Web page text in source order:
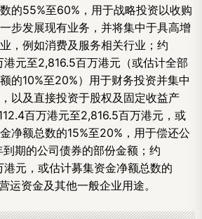
的55%至60%，用于战略投资以收购
步发展现有业务，并将集中于具高增
，例如消费及服务相关行业；约
港元至2,816.5百万港元（或估计全部
的10%至20%）用于财务投资并集中
以及直接投资于股权及固定收益产
百万港元至2,816.5百万港元，或
净额总数的15%至20%，用于偿还公
到期的公司债券的部份金额；约
港元，或估计募集资金净额总数的
运资金及其他一般企业用途。